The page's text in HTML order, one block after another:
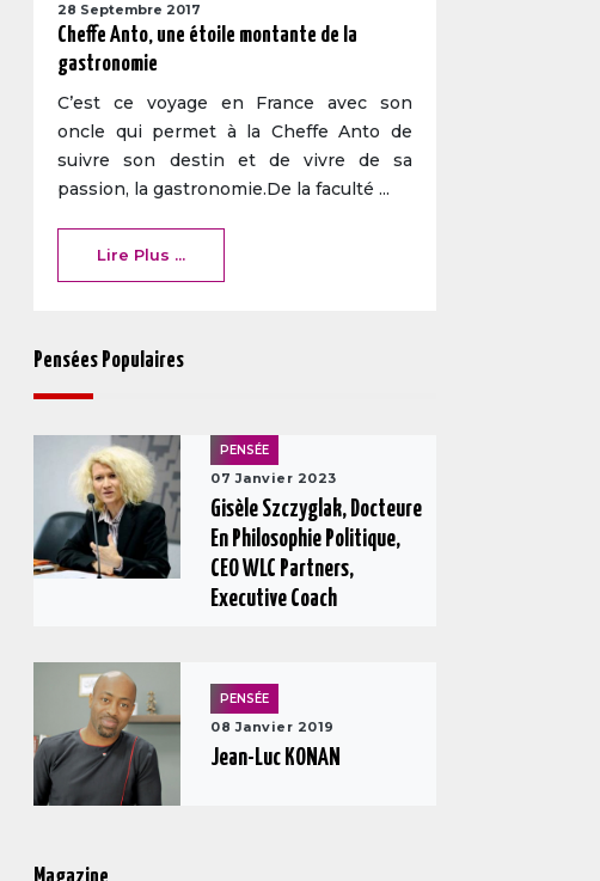
28 Septembre 2017
Cheffe Anto, une étoile montante de la
gastronomie
C’est ce voyage en France avec son
oncle qui permet à la Cheffe Anto de
suivre son destin et de vivre de sa
passion, la gastronomie.De la faculté ...
Lire Plus ...
Pensées Populaires
PENSÉE
07 Janvier 2023
Gisèle Szczyglak, Docteure
En Philosophie Politique,
CEO WLC Partners,
Executive Coach
PENSÉE
08 Janvier 2019
Jean-Luc KONAN